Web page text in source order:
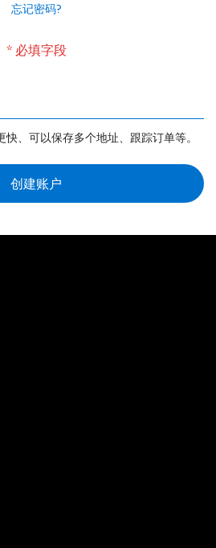
忘记密码?
、可以保存多个地址、跟踪订单等。
创建账户